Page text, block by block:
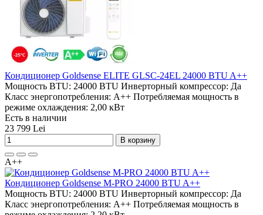
Кондиционер Goldsense ELITE GLSC-24EL 24000 BTU A++
Мощность BTU: 24000 BTU Инверторный компрессор: Да
Класс энергопотребления: A++ Потребляемая мощность в
режиме охлаждения: 2,00 кВт
Есть в наличии
23 799 Lei
В корзину
A++
Кондиционер Goldsense M-PRO 24000 BTU A++
Мощность BTU: 24000 BTU Инверторный компрессор: Да
Класс энергопотребления: A++ Потребляемая мощность в